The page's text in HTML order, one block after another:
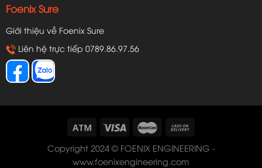
Foenix Sure
Giới thiệu về Foenix Sure
Liên hệ trực tiếp 0789.86.97.56
Copyright 2024 © FOENIX ENGINEERING -
www.foenixengineering.com